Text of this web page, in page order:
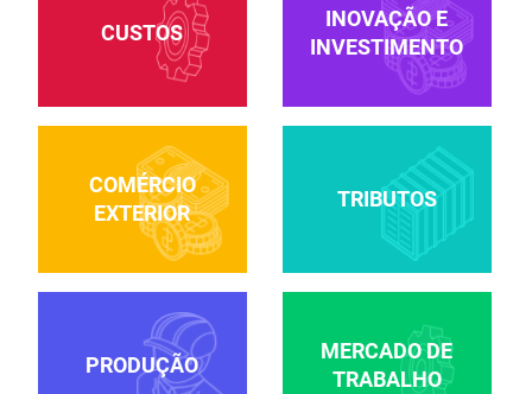
INOVAÇÃO E
INVESTIMENTO
CUSTOS
TRIBUTOS
COMÉRCIO
EXTERIOR
MERCADO DE
TRABALHO
PRODUÇÃO